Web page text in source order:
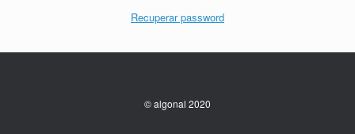
Recuperar password
© algonal 2020